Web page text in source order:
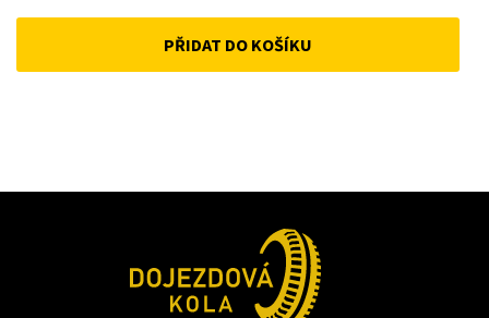
price
was:
price
is:
PŘIDAT DO KOŠÍKU